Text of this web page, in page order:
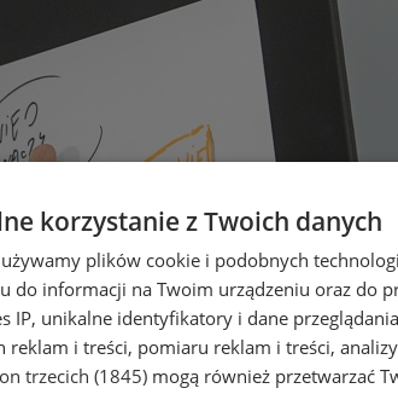
korzystanie z Twoich danych
plików cookie i podobnych
do informacji na Twoim urządzeniu oraz do
IP, unikalne identyfikatory i dane
reklam i treści, pomiaru reklam i treści,
trzecich (1845) mogą również przetwarzać